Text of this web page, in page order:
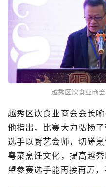
越秀区饮食业商
越秀区饮食业商会会长
他指出，比赛大力弘扬
选手以厨艺会师，切磋
粤菜烹饪文化，提高越
望参赛选手能再接再厉，